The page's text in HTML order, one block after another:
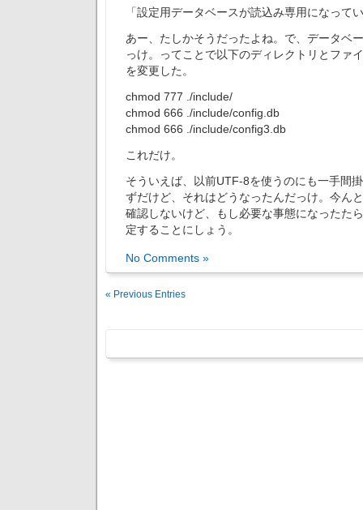
「設定用データベースが読込み専用になって
あー、たしかそうだったよね。で、データベ
っけ。ってことで以下のディレクトリとファ
を変更した。
chmod 777 ./include/
chmod 666 ./include/config.db
chmod 666 ./include/config3.db
これだけ。
そういえば、以前UTF-8を使うのにも一手間
ずだけど、それはどうなったんだっけ。今ん
確認しないけど、もし必要な事態になったた
定することにしょう。
No Comments »
« Previous Entries